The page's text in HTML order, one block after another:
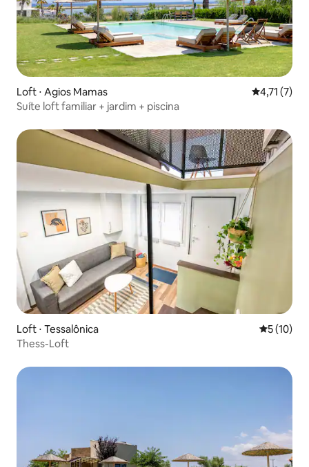
Loft ⋅ Agios Mamas 4,71 de
4,71 (7)
Suíte loft familiar + jardim + piscina
Loft ⋅ Tessalônica 5 de uma
5 (10)
Thess-Loft